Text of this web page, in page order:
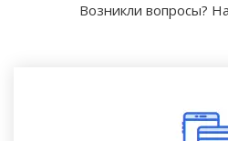
Возникли вопросы?